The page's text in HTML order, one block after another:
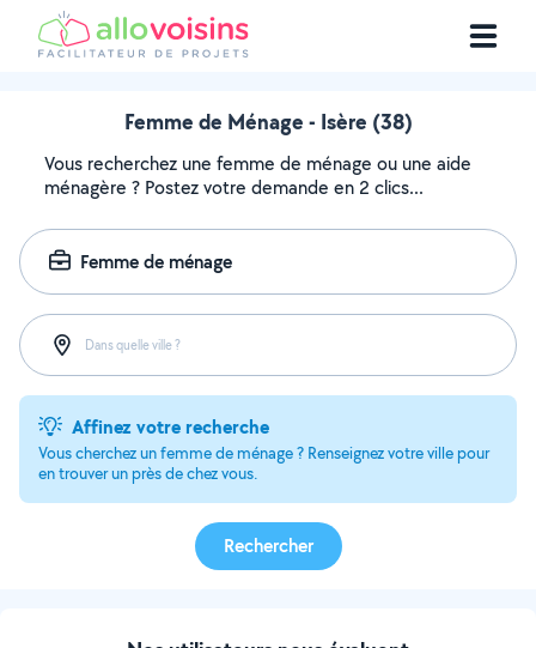
Femme de Ménage - Isère (38)
Vous recherchez une femme de ménage ou une aide
ménagère ? Postez votre demande en 2 clics...
Femme de ménage
Dans quelle ville ?
Affinez votre recherche
Vous cherchez un femme de ménage ? Renseignez votre ville pour
en trouver un près de chez vous.
Rechercher